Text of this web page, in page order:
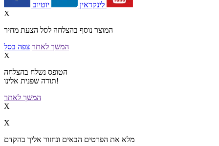
לינקדאין
X
המוצר נוסף בהצלחה לסל הצעת מחיר
המשך לאתר צפה בסל
X
הטופס נשלח בהצלחה
תודה שפנית אלינו!
המשך לאתר
X
X
מלא את הפרטים הבאים ונחזור אליך בהקדם